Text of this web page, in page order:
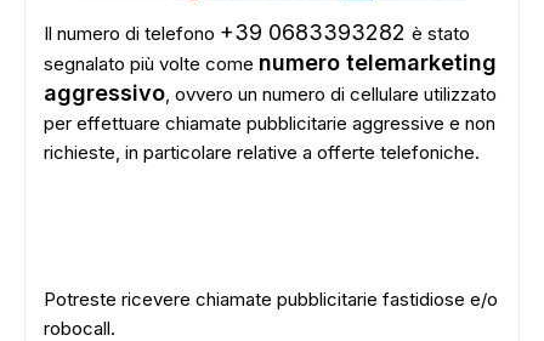
Il numero di telefono +39 0683393282 è stato
segnalato più volte come numero telemarketing
aggressivo, ovvero un numero di cellulare utilizzato
per effettuare chiamate pubblicitarie aggressive e non
richieste, in particolare relative a offerte telefoniche.
Potreste ricevere chiamate pubblicitarie fastidiose e/o
robocall.